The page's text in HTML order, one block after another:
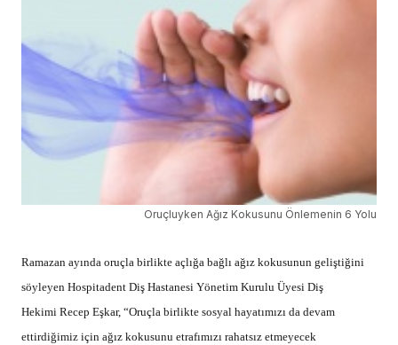
Oruçluyken Ağız Kokusunu Önlemenin 6 Yolu
Ramazan ayında oruçla birlikte açlığa bağlı ağız kokusunun geliştiğini
söyleyen Hospitadent Diş Hastanesi Yönetim Kurulu Üyesi Diş
Hekimi Recep Eşkar, “Oruçla birlikte sosyal hayatımızı da devam
ettirdiğimiz için ağız kokusunu etrafımızı rahatsız etmeyecek